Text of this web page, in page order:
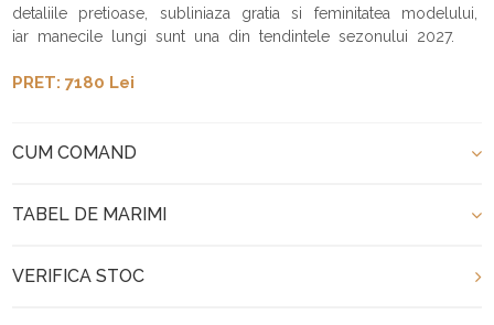
detaliile pretioase, subliniaza gratia si feminitatea modelului,
iar manecile lungi sunt una din tendintele sezonului 2027.
PRET: 7180 Lei
CUM COMAND
TABEL DE MARIMI
VERIFICA STOC